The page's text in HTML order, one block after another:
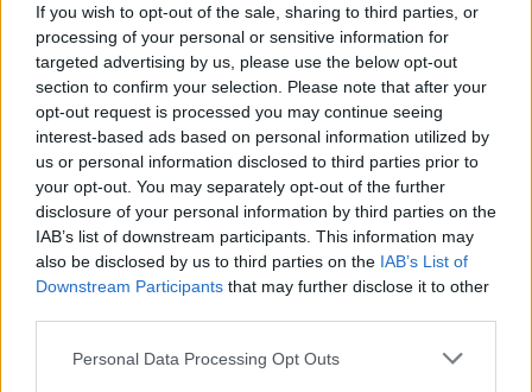
If you wish to opt-out of the sale, sharing to third parties, or
processing of your personal or sensitive information for
targeted advertising by us, please use the below opt-out
section to confirm your selection. Please note that after your
opt-out request is processed you may continue seeing
interest-based ads based on personal information utilized by
us or personal information disclosed to third parties prior to
your opt-out. You may separately opt-out of the further
disclosure of your personal information by third parties on the
IAB’s list of downstream participants. This information may
also be disclosed by us to third parties on the IAB’s List of
Downstream Participants that may further disclose it to other
Please note that this website/app uses one or more Google
Personal Data Processing Opt Outs
Αναλυτική πρόγνωση
Το μεσημέρι και το απόγευμα της ίδιας
ημέρας οι νεφώσεις θα πυκνώσουν και θα
σημειωθούν τοπικές βροχές και σποραδικές
καταιγίδες